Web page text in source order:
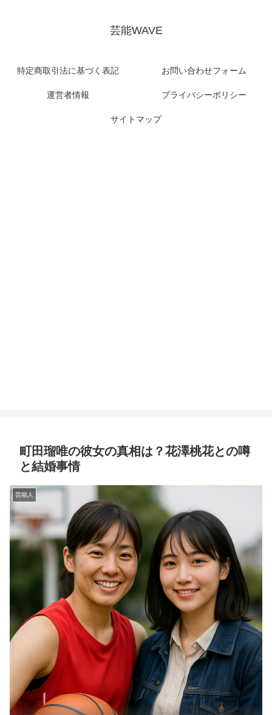
芸能WAVE
特定商取引法に基づく表記 お問い合わせフォーム
運営者情報 プライバシーポリシー
サイトマップ
町田瑠唯の彼女の真相は？花澤桃花との噂
と結婚事情
芸能人